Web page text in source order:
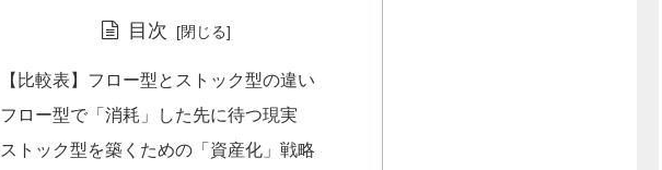
目次
【比較表】フロー型とストック型の違い
フロー型で「消耗」した先に待つ現実
ストック型を築くための「資産化」戦略